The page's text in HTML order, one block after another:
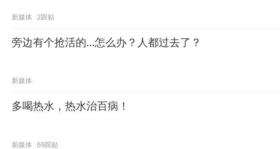
新媒体 2跟贴
旁边有个抢活的…怎么办？人都过去了？
新媒体
多喝热水，热水治百病！
新媒体 69跟贴